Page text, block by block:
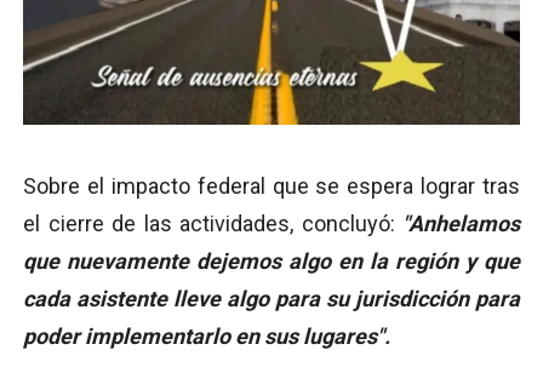
Sobre el impacto federal que se espera lograr tras
el cierre de las actividades, concluyó: "Anhelamos
que nuevamente dejemos algo en la región y que
cada asistente lleve algo para su jurisdicción para
poder implementarlo en sus lugares".